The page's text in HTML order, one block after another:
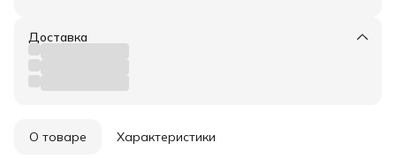
Доставка
О товаре Характеристики